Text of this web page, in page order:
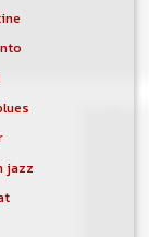
jazz
être
Il va
le
un
des